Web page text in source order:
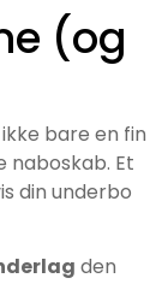
(og
bare en fin
naboskab. Et
din underbo
den